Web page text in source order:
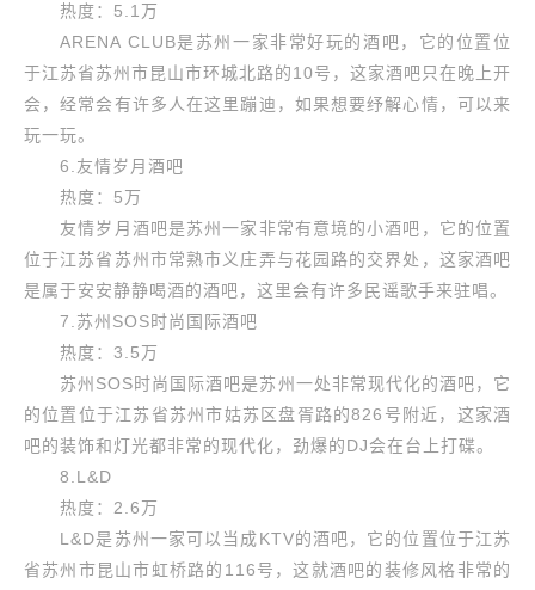
热度：5.1万
ARENA CLUB是苏州一家非常好玩的酒吧，它的位置位
于江苏省苏州市昆山市环城北路的10号，这家酒吧只在晚上开
会，经常会有许多人在这里蹦迪，如果想要纾解心情，可以来
玩一玩。
6.友情岁月酒吧
热度：5万
友情岁月酒吧是苏州一家非常有意境的小酒吧，它的位置
位于江苏省苏州市常熟市义庄弄与花园路的交界处，这家酒吧
是属于安安静静喝酒的酒吧，这里会有许多民谣歌手来驻唱。
7.苏州SOS时尚国际酒吧
热度：3.5万
苏州SOS时尚国际酒吧是苏州一处非常现代化的酒吧，它
的位置位于江苏省苏州市姑苏区盘胥路的826号附近，这家酒
吧的装饰和灯光都非常的现代化，劲爆的DJ会在台上打碟。
8.L&D
热度：2.6万
L&D是苏州一家可以当成KTV的酒吧，它的位置位于江苏
省苏州市昆山市虹桥路的116号，这就酒吧的装修风格非常的